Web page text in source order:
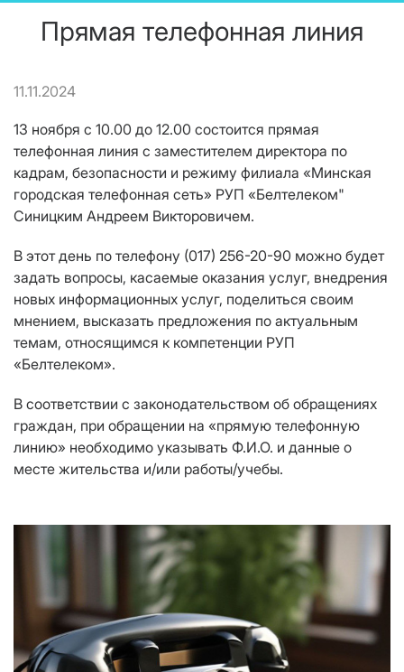
Прямая телефонная линия
11.11.2024
13 ноября с 10.00 до 12.00 состоится прямая
телефонная линия с заместителем директора по
кадрам, безопасности и режиму филиала «Минская
городская телефонная сеть» РУП «Белтелеком"
Синицким Андреем Викторовичем.
В этот день по телефону (017) 256-20-90 можно будет
задать вопросы, касаемые оказания услуг, внедрения
новых информационных услуг, поделиться своим
мнением, высказать предложения по актуальным
темам, относящимся к компетенции РУП
«Белтелеком».
В соответствии с законодательством об обращениях
граждан, при обращении на «прямую телефонную
линию» необходимо указывать Ф.И.О. и данные о
месте жительства и/или работы/учебы.